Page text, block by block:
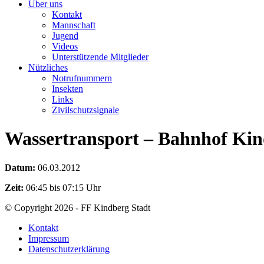
Über uns
Kontakt
Mannschaft
Jugend
Videos
Unterstützende Mitglieder
Nützliches
Notrufnummern
Insekten
Links
Zivilschutzsignale
Wassertransport – Bahnhof
Datum: 06.03.2012
Zeit: 06:45 bis 07:15 Uhr
© Copyright 2026 - FF Kindberg Stadt
Kontakt
Impressum
Datenschutzerklärung